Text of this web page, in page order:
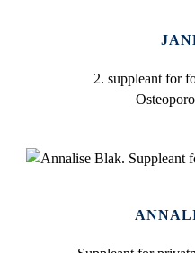
2. suppleant for